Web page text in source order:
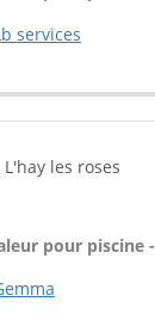
services
les roses
pour piscine -